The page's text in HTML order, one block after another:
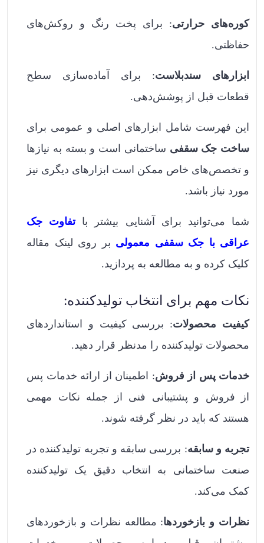
کوره‌های حرارتی: برای پخت رنگ و روکش‌های
حفاظتی.
ابزارهای سندبلاست: برای آماده‌سازی سطح
قطعات قبل از پوشش‌دهی.
این فهرست شامل ابزارهای اصلی و عمومی برای
ساخت جک سقفی ساختمانی است و بسته به نیازها
و تخصص‌های خاص ممکن است ابزارهای دیگری نیز
مورد نیاز باشد.
شما می‌توانید برای آشنایی بیشتر باتفاوت جک
عراقی با جک سقفی معمولی بر روی لینک مقاله
کلیک کرده و به مطالعه به پردازید.
نکات مهم برای انتخاب تولیدکننده:
کیفیت محصولات: بررسی کیفیت و استانداردهای
محصولات تولیدکننده را مدنظر قرار دهید.
خدمات پس از فروش: اطمینان از ارائه خدمات پس
از فروش و پشتیبانی فنی از جمله نکات مهمی
هستند که باید در نظر گرفته شوند.
تجربه و سابقه: بررسی سابقه و تجربه تولیدکننده در
صنعت ساختمانی به انتخاب دقیق یک تولیدکننده
کمک می‌کند.
نظرات و بازخوردها: مطالعه نظرات و بازخوردهای